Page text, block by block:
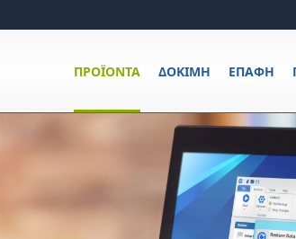
ΕΠΑΦΉ
ΔΟΚΙΜΉ
ΠΡΟΪΌΝΤΑ